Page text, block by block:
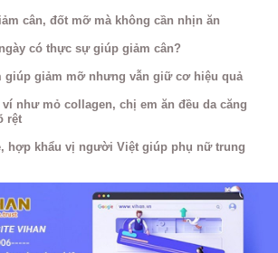
cân, đốt mỡ mà không cần nhịn ăn
có thực sự giúp giảm cân?
giúp giảm mỡ nhưng vẫn giữ cơ hiệu quả
như mỏ collagen, chị em ăn đều da căng
rệt
hợp khẩu vị người Việt giúp phụ nữ trung